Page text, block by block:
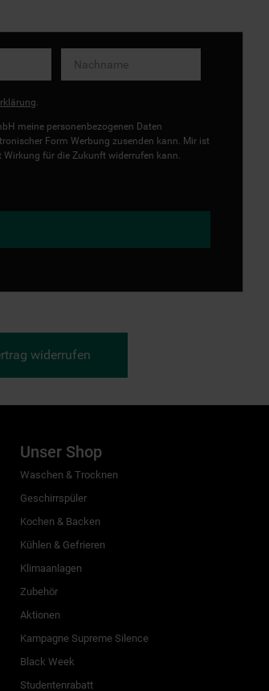
meine personenbezogenen Daten
Form Werbung zusenden kann. Mir ist
für die Zukunft widerrufen kann.
widerrufen
Unser Shop
Waschen & Trocknen
Geschirrspüler
Kochen & Backen
Kühlen & Gefrieren
Klimaanlagen
Zubehör
Aktionen
Kampagne Supreme Silence
Black Week
Studentenrabatt